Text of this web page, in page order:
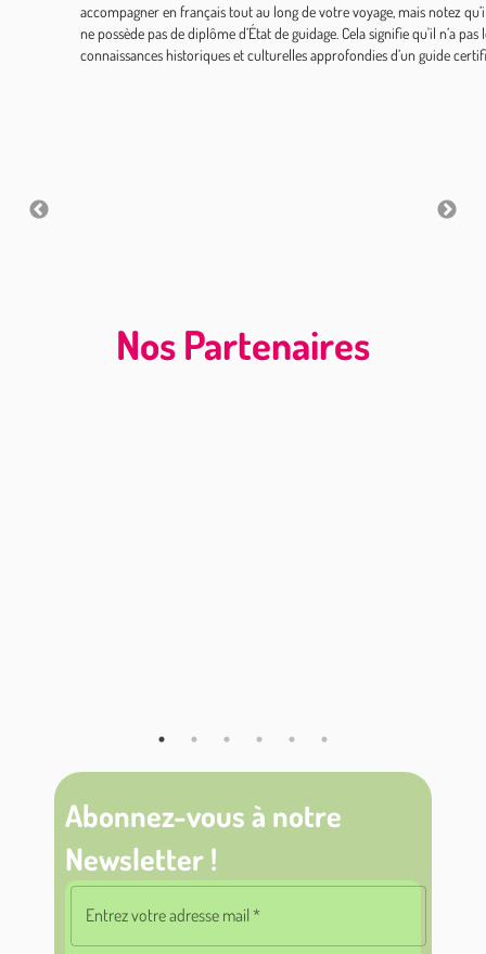
accompagner en français tout au long de votre voyage, mais notez
ne possède pas de diplôme d’État de guidage. Cela signifie qu'il n’a pas
connaissances historiques et culturelles approfondies d’un guide
Nos Partenaires
Abonnez-vous à notre
Newsletter !
Entrez votre adresse mail*